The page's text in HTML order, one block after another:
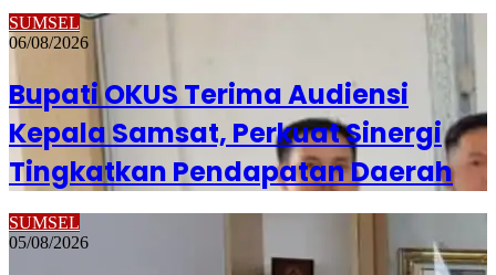
SUMSEL
06/08/2026
Bupati OKUS Terima Audiensi
Kepala Samsat, Perkuat Sinergi
Tingkatkan Pendapatan Daerah
SUMSEL
05/08/2026